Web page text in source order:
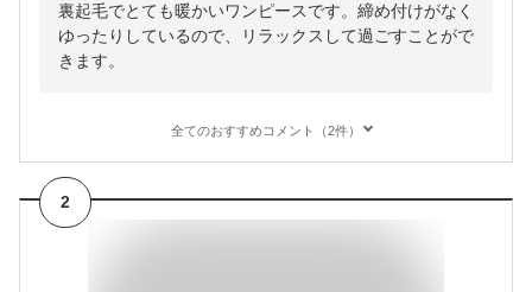
裏起毛でとても暖かいワンピースです。締め付けがなく
ゆったりしているので、リラックスして過ごすことがで
きます。
全てのおすすめコメント（2件）
2